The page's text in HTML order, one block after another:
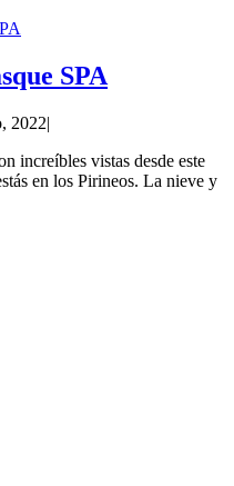
SPA
2022|
increíbles vistas desde este
en los Pirineos. La nieve y